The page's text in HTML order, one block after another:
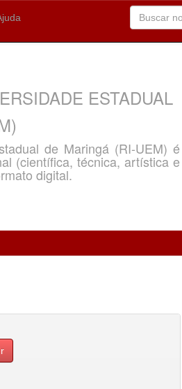
ESTADUAL
de Maringá (RI-UEM) é
(científica, técnica, artística e
digital.